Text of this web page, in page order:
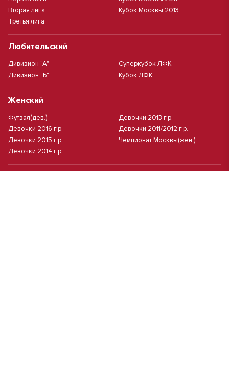
Вторая лига
Третья лига
Кубок Москвы 2013
Любительский
Дивизион "А"
Дивизион "Б"
Суперкубок ЛФК
Кубок ЛФК
Женский
Футзал(дев.)
Девочки 2016 г.р.
Девочки 2015 г.р.
Девочки 2014 г.р.
Девочки 2013 г.р.
Девочки 2011/2012 г.р.
Чемпионат Москвы(жен.)